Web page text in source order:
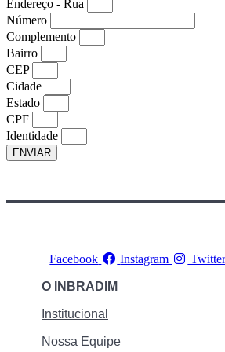
Endereço - Rua
Número
Complemento
Bairro
CEP
Cidade
Estado
CPF
Identidade
ENVIAR
Facebook Instagram
O INBRADIM
Institucional
Nossa Equipe